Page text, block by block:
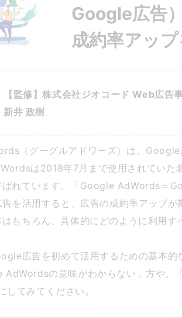
Google広告
成約率アップ
【監修】株式会社ジオコード Web広告
新井 政樹
（グーグルアドワーズ）は、
は2018年7月まで使用されていた
れています。「Google AdWords＝
を活用すると、広告の成約率アップ
もちろん、具体的にどのように利用す
広告を初めて活用するための基本
AdWordsの意味がわからない」方や、
してみてください。